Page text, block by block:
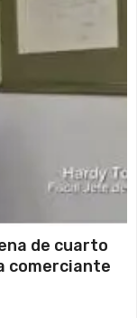
de cuarto
comerciante